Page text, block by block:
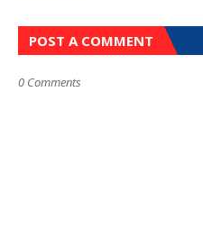
POST A COMMENT
0 Comments